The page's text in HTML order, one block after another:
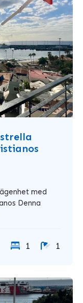
med
Denna
1 1